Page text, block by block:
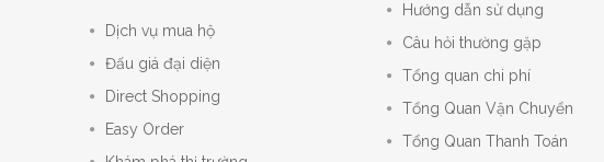
Dịch vụ mua hộ
Đấu giá đại diện
Direct Shopping
Easy Order
Hướng dẫn sử dụng
Câu hỏi thường gặp
Tổng quan chi phí
Tổng Quan Vận Chuyển
Tổng Quan Thanh Toán